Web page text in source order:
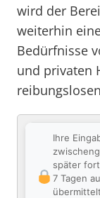
wird der
weiterhin
Bedürfnisse
und privaten
Ihre
später
7 Tagen